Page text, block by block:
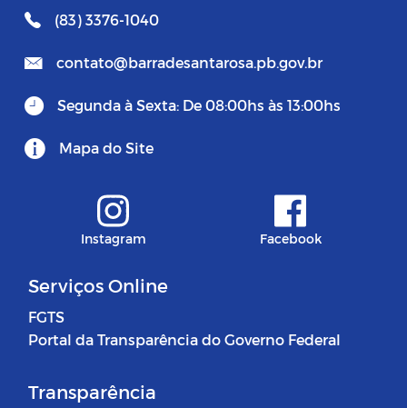
(83) 3376-1040
contato@barradesantarosa.pb.gov.br
Segunda à Sexta: De 08:00hs às 13:00hs
Mapa do Site
Instagram Facebook
Serviços Online
FGTS
Portal da Transparência do Governo Federal
Transparência